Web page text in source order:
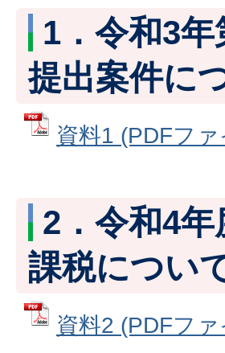
1．令和3
提出案件に
資料1 (PDFフ
2．令和4
課税につい
資料2 (PDFフ